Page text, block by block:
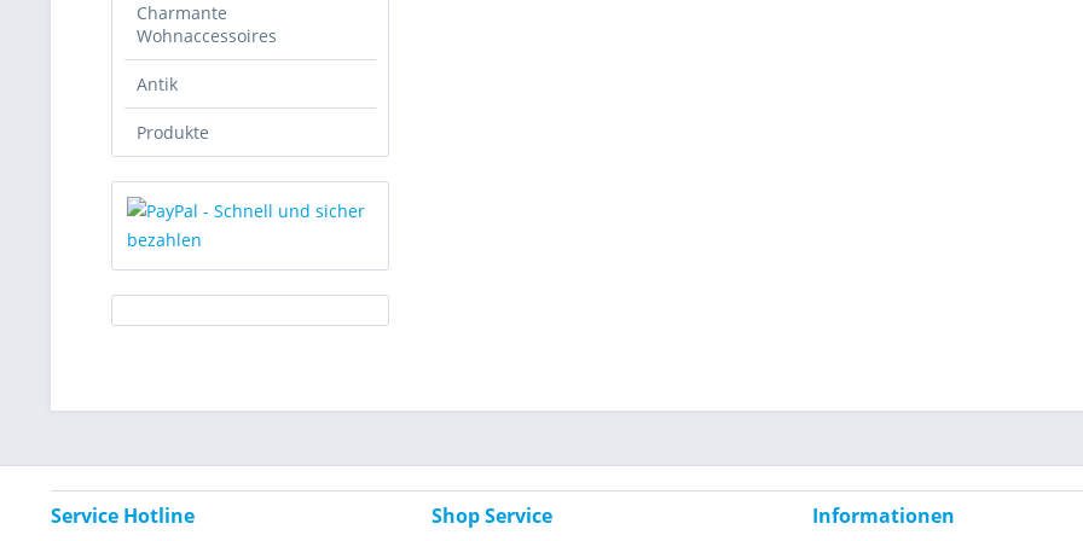
Charmante
Wohnaccessoires
Antik
Produkte
Service Hotline Shop Service Informationen